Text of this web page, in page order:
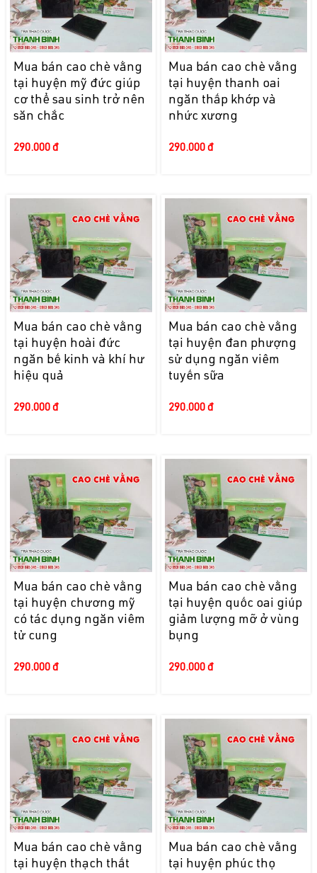
Mua bán cao chè vằng
tại huyện mỹ đức giúp
cơ thể sau sinh trở nên
săn chắc
290.000 đ
Mua bán cao chè vằng
tại huyện thanh oai
ngăn thấp khớp và
nhức xương
290.000 đ
Mua bán cao chè vằng
tại huyện hoài đức
ngăn bế kinh và khí hư
hiệu quả
290.000 đ
Mua bán cao chè vằng
tại huyện đan phượng
sử dụng ngăn viêm
tuyến sữa
290.000 đ
Mua bán cao chè vằng
tại huyện chương mỹ
có tác dụng ngăn viêm
tử cung
290.000 đ
Mua bán cao chè vằng
tại huyện quốc oai giúp
giảm lượng mỡ ở vùng
bụng
290.000 đ
Mua bán cao chè vằng
tại huyện thạch thất
Mua bán cao chè vằng
tại huyện phúc thọ